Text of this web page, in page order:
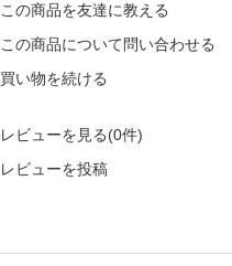
この商品を友達に教える
この商品について問い合わせる
買い物を続ける
レビューを見る(0件)
レビューを投稿